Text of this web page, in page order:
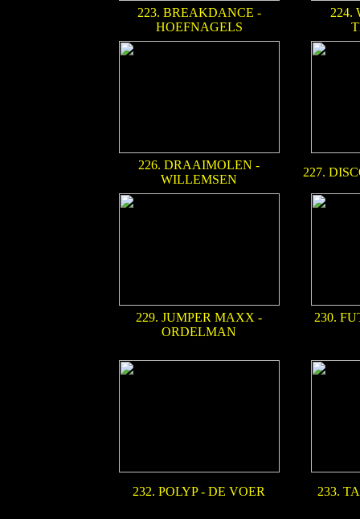
223. BREAKDANCE -
HOEFNAGELS
224.
226. DRAAIMOLEN -
WILLEMSEN
227.
229. JUMPER MAXX -
ORDELMAN
230.
232. POLYP - DE VOER 233.